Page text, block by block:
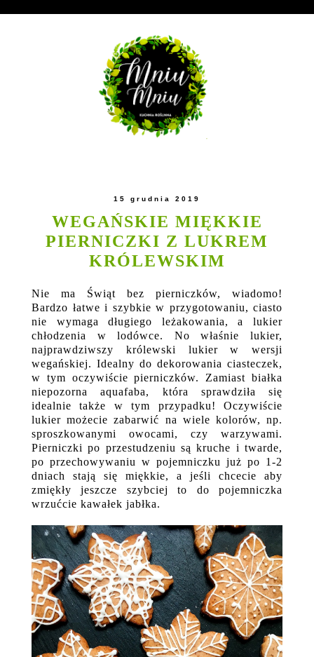
15 grudnia 2019
WEGAŃSKIE MIĘKKIE
PIERNICZKI Z LUKREM
KRÓLEWSKIM
Nie ma Świąt bez pierniczków, wiadomo!
Bardzo łatwe i szybkie w przygotowaniu, ciasto
nie wymaga długiego leżakowania, a lukier
chłodzenia w lodówce. No właśnie lukier,
najprawdziwszy królewski lukier w wersji
wegańskiej. Idealny do dekorowania ciasteczek,
w tym oczywiście pierniczków. Zamiast białka
niepozorna aquafaba, która sprawdziła się
idealnie także w tym przypadku! Oczywiście
lukier możecie zabarwić na wiele kolorów, np.
sproszkowanymi owocami, czy warzywami.
Pierniczki po przestudzeniu są kruche i twarde,
po przechowywaniu w pojemniczku już po 1-2
dniach stają się miękkie, a jeśli chcecie aby
zmiękły jeszcze szybciej to do pojemniczka
wrzućcie kawałek jabłka.